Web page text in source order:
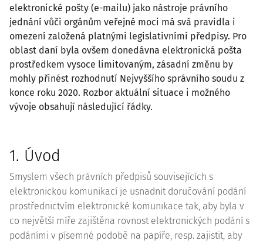
elektronické pošty (e-mailu) jako nástroje právního
jednání vůči orgánům veřejné moci má svá pravidla i
omezení založená platnými legislativními předpisy. Pro
oblast daní byla ovšem donedávna elektronická pošta
prostředkem vysoce limitovaným, zásadní změnu by
mohly přinést rozhodnutí Nejvyššího správního soudu z
konce roku 2020. Rozbor aktuální situace i možného
vývoje obsahují následující řádky.
1. Úvod
Smyslem všech právních předpisů souvisejících s
elektronickou komunikací je usnadnit doručování podání
prostřednictvím elektronické komunikace tak, aby byla v
co největší míře zajištěna rovnost elektronických podání s
podáními v písemné podobě na papíře, resp. zajistit, aby